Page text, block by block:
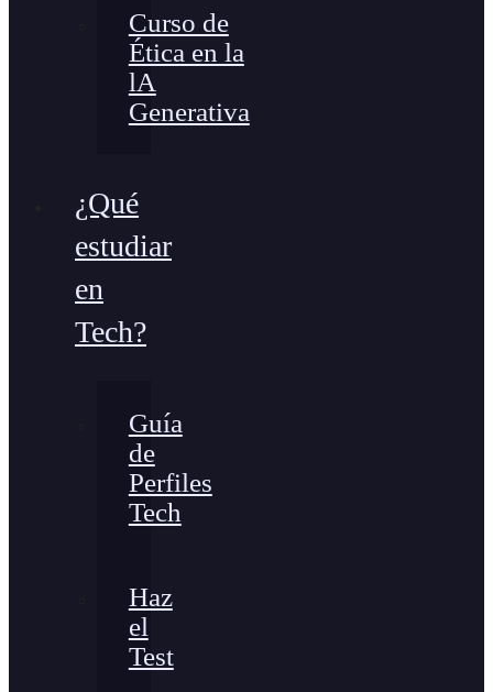
Curso de
Ética en la
lA
Generativa
¿Qué
estudiar
en
Tech?
Guía
de
Perfiles
Tech
Haz
el
Test